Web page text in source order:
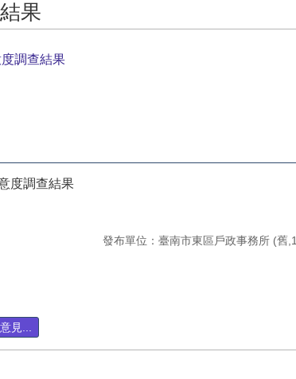
果
調查結果
度調查結果
發布單位：臺南市東區戶政事務所 (舊
見...